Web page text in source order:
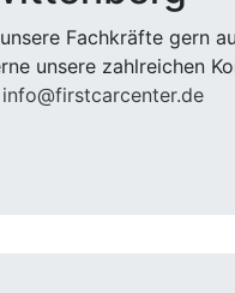
Fachkräfte gern
unsere zahlreichen
info@firstcarcenter.de